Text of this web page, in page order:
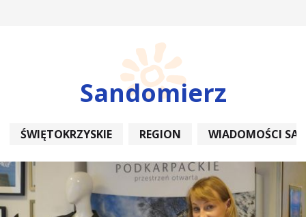
Sandomierz
ŚWIĘTOKRZYSKIE REGION WIADOMOŚCI